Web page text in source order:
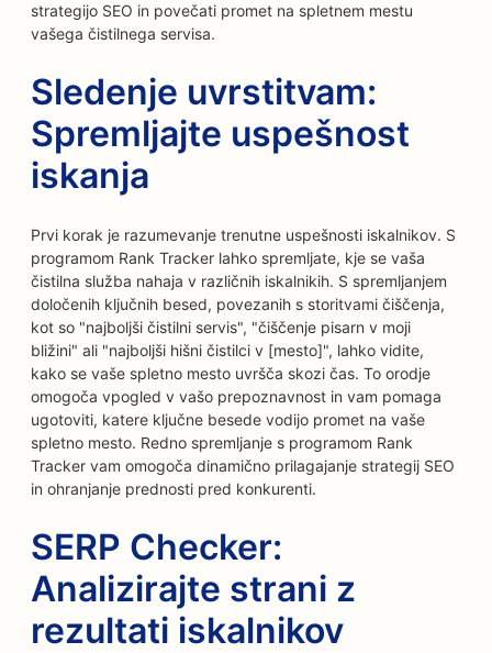
strategijo SEO in povečati promet na spletnem mestu
vašega čistilnega servisa.
Sledenje uvrstitvam:
Spremljajte uspešnost
iskanja
Prvi korak je razumevanje trenutne uspešnosti iskalnikov. S
programom Rank Tracker lahko spremljate, kje se vaša
čistilna služba nahaja v različnih iskalnikih. S spremljanjem
določenih ključnih besed, povezanih s storitvami čiščenja,
kot so "najboljši čistilni servis", "čiščenje pisarn v moji
bližini" ali "najboljši hišni čistilci v [mesto]", lahko vidite,
kako se vaše spletno mesto uvršča skozi čas. To orodje
omogoča vpogled v vašo prepoznavnost in vam pomaga
ugotoviti, katere ključne besede vodijo promet na vaše
spletno mesto. Redno spremljanje s programom Rank
Tracker vam omogoča dinamično prilagajanje strategij SEO
in ohranjanje prednosti pred konkurenti.
SERP Checker:
Analizirajte strani z
rezultati iskalnikov